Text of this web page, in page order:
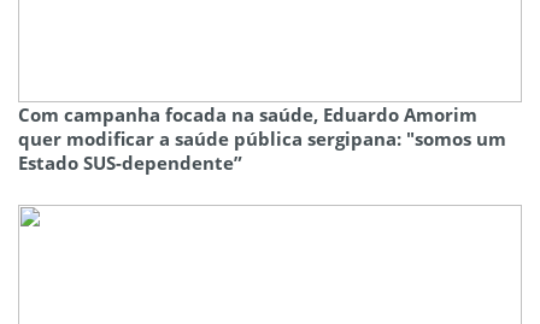
Com campanha focada na saúde, Eduardo Amorim
quer modificar a saúde pública sergipana: "somos um
Estado SUS-dependente”